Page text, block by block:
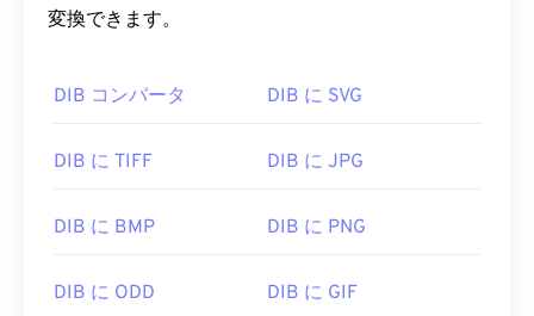
変換できます。
DIB コンバータ DIB に SVG
DIB に TIFF DIB に JPG
DIB に BMP DIB に PNG
DIB に ODD DIB に GIF